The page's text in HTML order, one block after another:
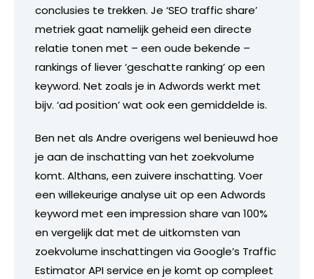
conclusies te trekken. Je ‘SEO traffic share’
metriek gaat namelijk geheid een directe
relatie tonen met – een oude bekende –
rankings of liever ‘geschatte ranking’ op een
keyword. Net zoals je in Adwords werkt met
bijv. ‘ad position’ wat ook een gemiddelde is.
Ben net als Andre overigens wel benieuwd hoe
je aan de inschatting van het zoekvolume
komt. Althans, een zuivere inschatting. Voer
een willekeurige analyse uit op een Adwords
keyword met een impression share van 100%
en vergelijk dat met de uitkomsten van
zoekvolume inschattingen via Google’s Traffic
Estimator API service en je komt op compleet